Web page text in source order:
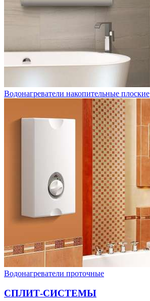
Водонагреватели накопительные плоские
Водонагреватели проточные
СПЛИТ-СИСТЕМЫ